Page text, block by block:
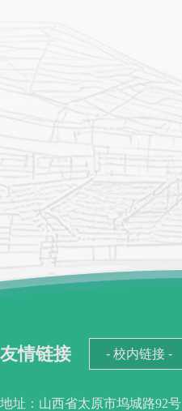
友情链接
地址：山西省太原市坞城路92号